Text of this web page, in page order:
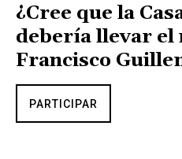
¿Cree que la
debería llevar el
Francisco
PARTICIPAR